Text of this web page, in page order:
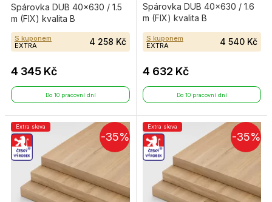
Spárovka DUB 40×630 / 1.5
m (FIX) kvalita B
S kuponem
EXTRA
4 258 Kč
4 345 Kč
Do 10 pracovní dní
Spárovka DUB 40×630 / 1.6
m (FIX) kvalita B
S kuponem
EXTRA
4 540 Kč
4 632 Kč
Do 10 pracovní dní
-35%
Extra sleva
-35%
Extra sleva